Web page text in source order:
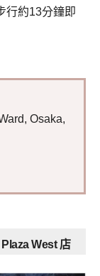
行約13分鐘即
Osaka,
West 店